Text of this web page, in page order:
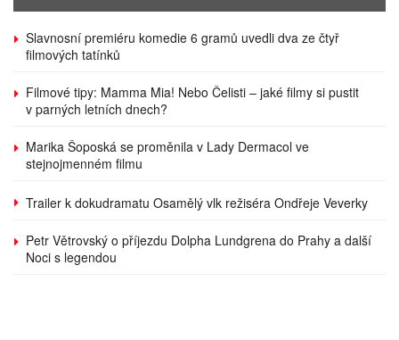
Slavnosní premiéru komedie 6 gramů uvedli dva ze čtyř
filmových tatínků
Filmové tipy: Mamma Mia! Nebo Čelisti – jaké filmy si pustit
v parných letních dnech?
Marika Šoposká se proměnila v Lady Dermacol ve
stejnojmenném filmu
Trailer k dokudramatu Osamělý vlk režiséra Ondřeje Veverky
Petr Větrovský o příjezdu Dolpha Lundgrena do Prahy a další
Noci s legendou